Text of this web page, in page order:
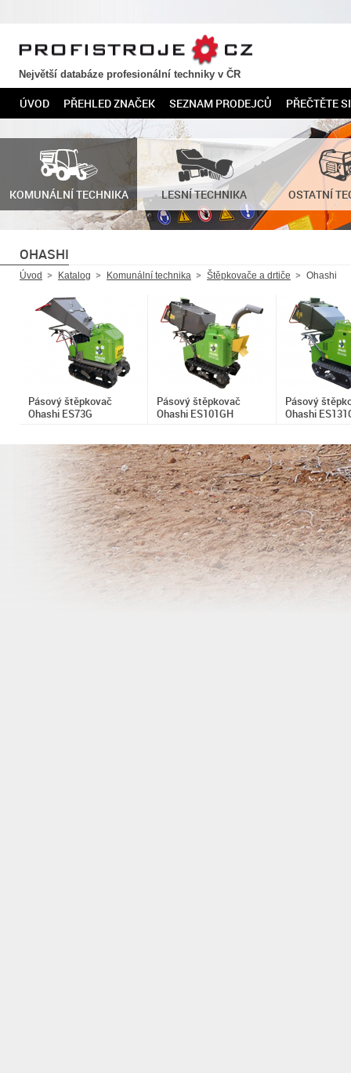
PROFISTROJE.CZ
Největší databáze profesionální techniky v ČR
ÚVOD PŘEHLED ZNAČEK SEZNAM PRODEJCŮ PŘEČTĚTE SI
KOMUNÁLNÍ TECHNIKA LESNÍ TECHNIKA OSTATNÍ
OHASHI
Úvod Katalog Komunální technika Štěpkovače a drtiče Ohashi
Pásový štěpkovač
Ohashi ES73G
Pásový štěpkovač
Ohashi ES101GH
Pásový
Ohashi